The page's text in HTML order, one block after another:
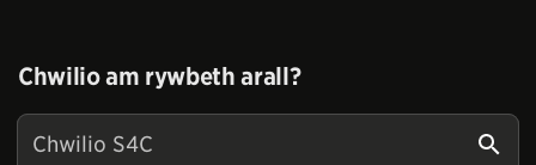
Chwilio am rywbeth arall?